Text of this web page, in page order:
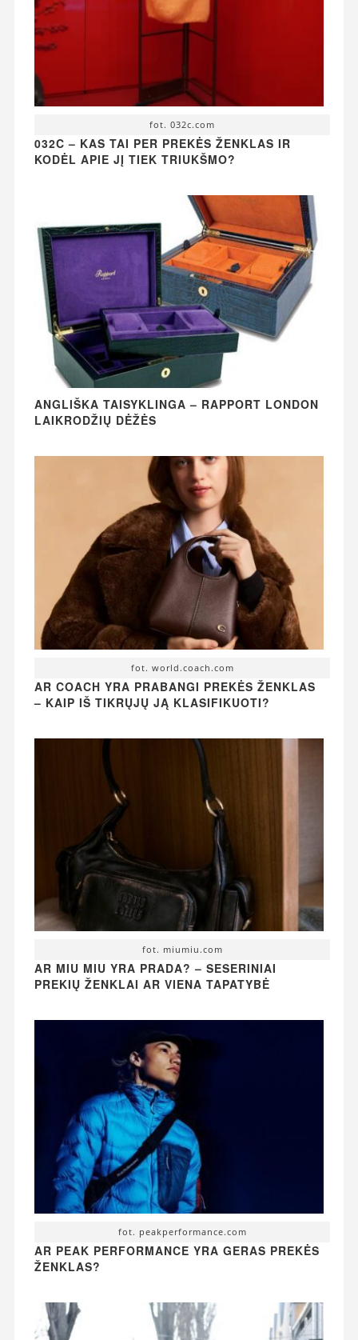
fot. 032c.com
032C – KAS TAI PER PREKĖS ŽENKLAS IR
KODĖL APIE JĮ TIEK TRIUKŠMO?
ANGLIŠKA TAISYKLINGA – RAPPORT LONDON
LAIKRODŽIŲ DĖŽĖS
fot. world.coach.com
AR COACH YRA PRABANGI PREKĖS ŽENKLAS
– KAIP IŠ TIKRŲJŲ JĄ KLASIFIKUOTI?
fot. miumiu.com
AR MIU MIU YRA PRADA? – SESERINIAI
PREKIŲ ŽENKLAI AR VIENA TAPATYBĖ
fot. peakperformance.com
AR PEAK PERFORMANCE YRA GERAS PREKĖS
ŽENKLAS?